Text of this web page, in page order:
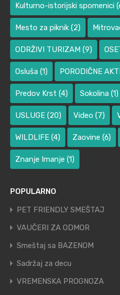
Kulturno-istorijski spomenici
Mesto za piknik (2)
ODRŽIVI TURIZAM (9)
Osluša (1) PORODIČNE
Predov Krst (4) Sokolina (1)
USLUGE (20) Video (7)
WILDLIFE (4) Zaovine (6)
Znanje Imanje (1)
POPULARNO
PET FRIENDLY SMEŠTAJ
VAUČERI ZA ODMOR
Smeštaj sa BAZENOM
Sadržaj za decu
VREMENSKA PROGNOZA